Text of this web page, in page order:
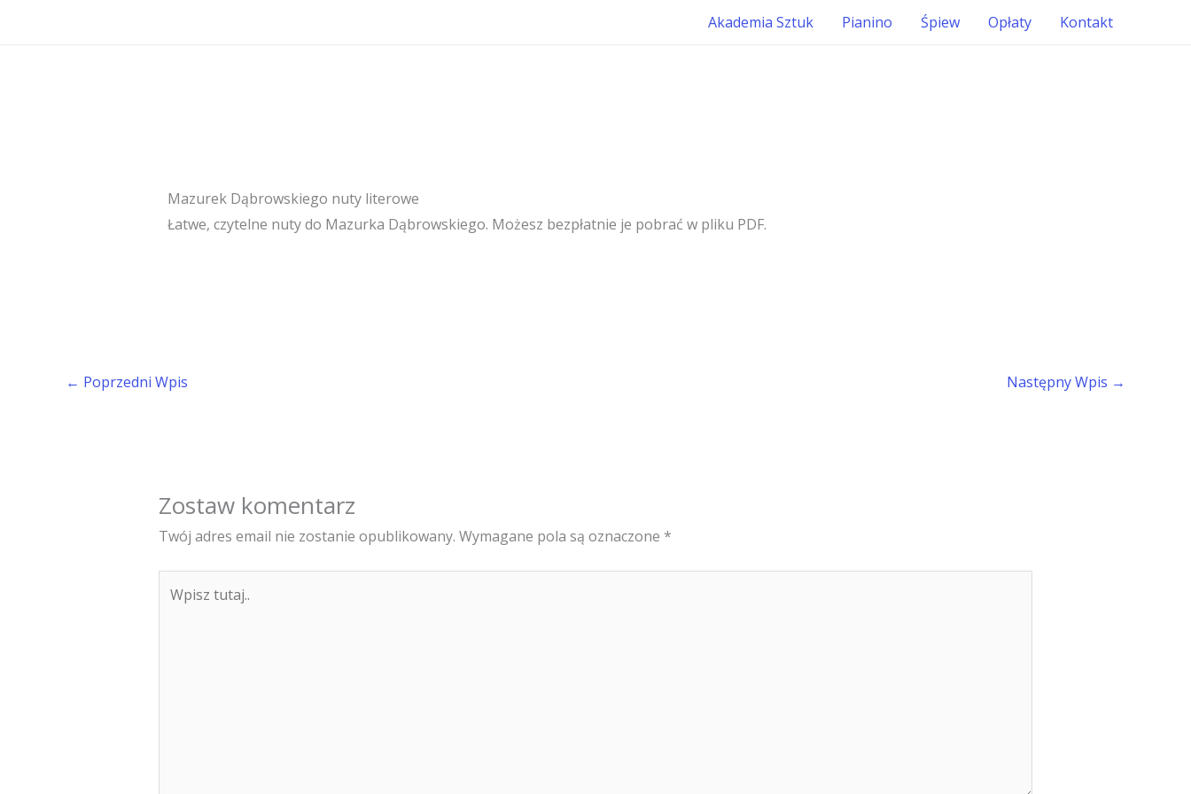
Akademia Sztuk Pianino Śpiew Opłaty Kontakt
Mazurek Dąbrowskiego nuty literowe
Łatwe, czytelne nuty do Mazurka Dąbrowskiego. Możesz bezpłatnie je pobrać w pliku PDF.
← Poprzedni Wpis Następny Wpis →
Zostaw komentarz
Twój adres email nie zostanie opublikowany. Wymagane pola są oznaczone *
tutaj..